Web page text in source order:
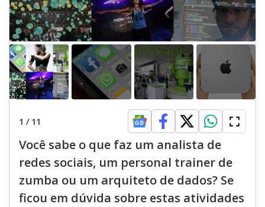
1 / 11
Você sabe o que faz um analista de
redes sociais, um personal trainer de
zumba ou um arquiteto de dados? Se
ficou em dúvida sobre estas atividades